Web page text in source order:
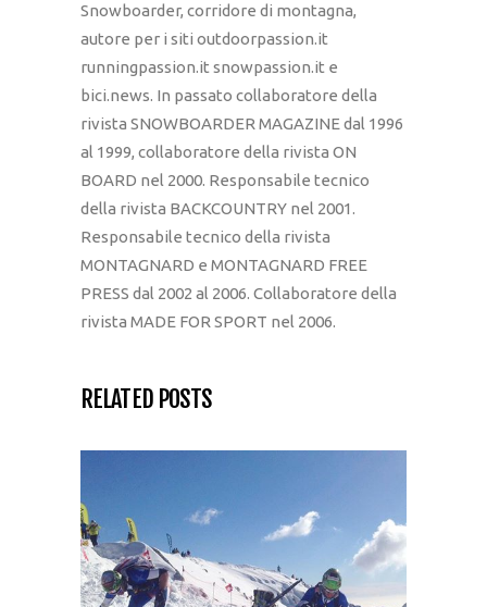
Snowboarder, corridore di montagna,
autore per i siti outdoorpassion.it
runningpassion.it snowpassion.it e
bici.news. In passato collaboratore della
rivista SNOWBOARDER MAGAZINE dal 1996
al 1999, collaboratore della rivista ON
BOARD nel 2000. Responsabile tecnico
della rivista BACKCOUNTRY nel 2001.
Responsabile tecnico della rivista
MONTAGNARD e MONTAGNARD FREE
PRESS dal 2002 al 2006. Collaboratore della
rivista MADE FOR SPORT nel 2006.
RELATED POSTS